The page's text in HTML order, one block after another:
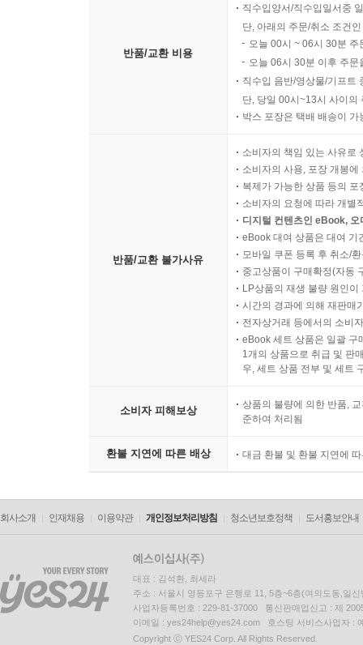
반품/교환 비용
직수입양서/직수입일서중
단, 아래의 주문/취소 조건
오늘 00시 ~ 06시 30분
오늘 06시 30분 이후 주
직수입 음반/영상물/기프트
단, 당일 00시~13시 사이의
박스 포장은 택배 배송이
반품/교환 불가사유
소비자의 책임 있는 사유로
소비자의 사용, 포장 개봉
복제가 가능한 상품 등의
소비자의 요청에 따라 개별
디지털 컨텐츠인 eBook,
eBook 대여 상품은 대여 기
모바일 쿠폰 등록 후 취소/
중고상품이 구매확정(자동
LP상품의 재생 불량 원인
시간의 경과에 의해 재판매
전자상거래 등에서의 소비
eBook 세트 상품은 일괄 구
1개의 상품으로 취급 및 판
우, 세트 상품 전부 및 세트
소비자 피해보상
상품의 불량에 의한 반품,
준하여 처리됨
환불 지연에 따른 배상 대금 환불 및 환불 지연에
회사소개 인재채용 이용약관 개인정보처리방침 청소년보호정책 도서홍보안내
대표 : 김석환, 최세라
주소 : 서울시 영등포구 은행로 11, 5층~6층(여의도동,일신
사업자등록번호 : 229-81-37000 통신판매업신고 : 제
이메일 : yes24help@yes24.com 호스팅 서비스사업자 :
Copyright ⓒ YES24 Corp. All Rights Reserved.